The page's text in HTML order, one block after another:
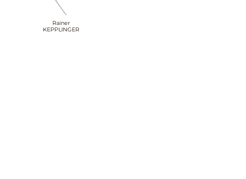
Rainer
KEPPLINGER